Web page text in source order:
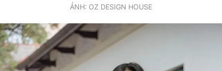
ẢNH: OZ DESIGN HOUSE